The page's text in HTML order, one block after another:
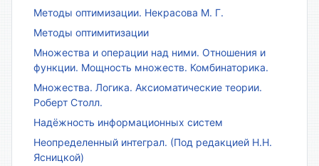
Методы оптимизации. Некрасова М. Г.
Методы оптимитизации
Множества и операции над ними. Отношения и
функции. Мощность множеств. Комбинаторика.
Множества. Логика. Аксиоматические теории.
Роберт Столл.
Надёжность информационных систем
Неопределенный интеграл. (Под редакцией Н.Н.
Ясницкой)